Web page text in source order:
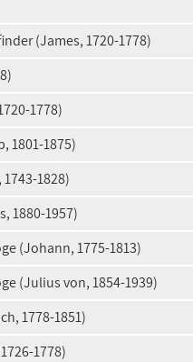
(James, 1720-1778)
1778)
1801-1875)
1828)
1880-1957)
(Johann, 1775-1813)
(Julius von, 1854-1939)
1778-1851)
1778)